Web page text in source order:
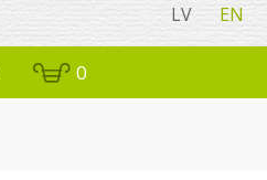
LV EN
0